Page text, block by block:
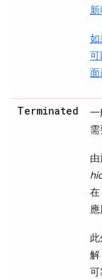
新
如
可
面
Terminated 一
需
在
此
解
可